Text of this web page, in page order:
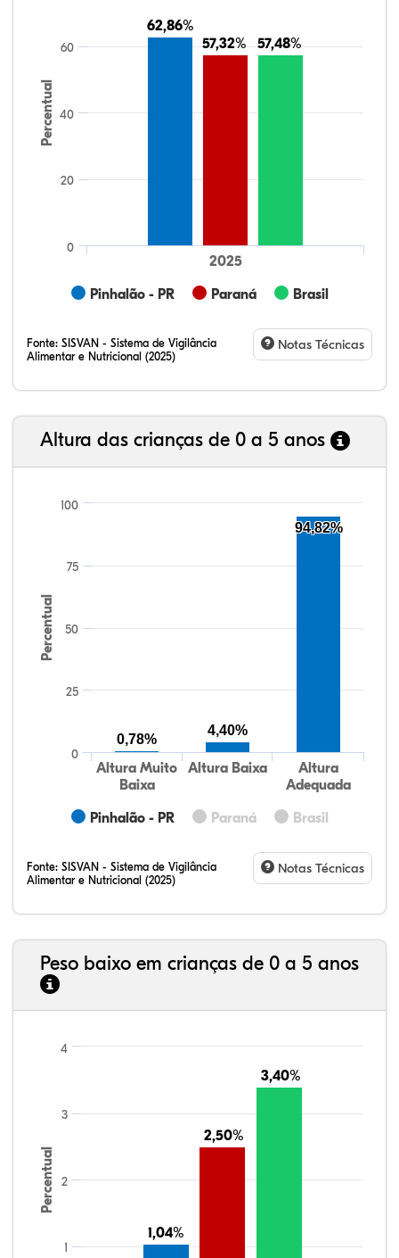
Percentual
62,86%
62,86%
57,32%
57,32% 57,48%
57,48%
Pinhalão - PR Paraná Brasil
2025
0
20
40
60
Fonte: SISVAN - Sistema de Vigilância
Alimentar e Nutricional (2025)
Notas Técnicas
Altura das crianças de 0 a 5 anos
Percentual
Pinhalão - PR Paraná Brasil
Altura Muito
Baixa
Altura Baixa
Altura
Adequada
0
25
50
75
100
0,78%
4,40%
94,82%
Fonte: SISVAN - Sistema de Vigilância
Alimentar e Nutricional (2025)
Notas Técnicas
Peso baixo em crianças de 0 a 5 anos
Percentual
1,04%
1,04%
2,50%
2,50%
3,40%
3,40%
1
2
3
4